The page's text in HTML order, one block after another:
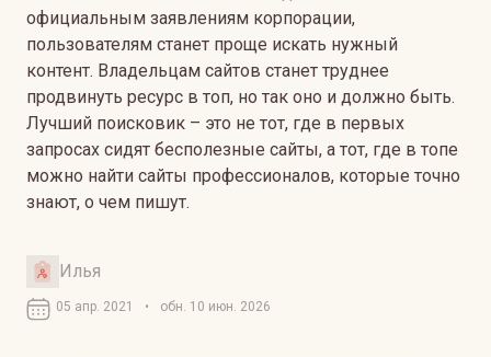
официальным заявлениям корпорации,
пользователям станет проще искать нужный
контент. Владельцам сайтов станет труднее
продвинуть ресурс в топ, но так оно и должно быть.
Лучший поисковик – это не тот, где в первых
запросах сидят бесполезные сайты, а тот, где в топе
можно найти сайты профессионалов, которые точно
знают, о чем пишут.
Илья
05 апр. 2021 • обн. 10 июн. 2026